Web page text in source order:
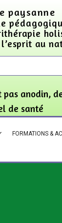
paysanne
au
pas anodin,
de santé
FORMATIONS &